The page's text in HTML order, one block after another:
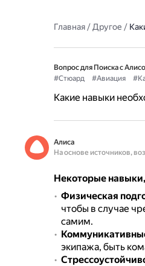
Главная/Другое /
Вопрос для Поиска с
#Стюард
#Авиация
Какие навыки
Алиса
На основе источников,
Некоторые
Физическая
чтобы в случае
самим.
экипажа, быть